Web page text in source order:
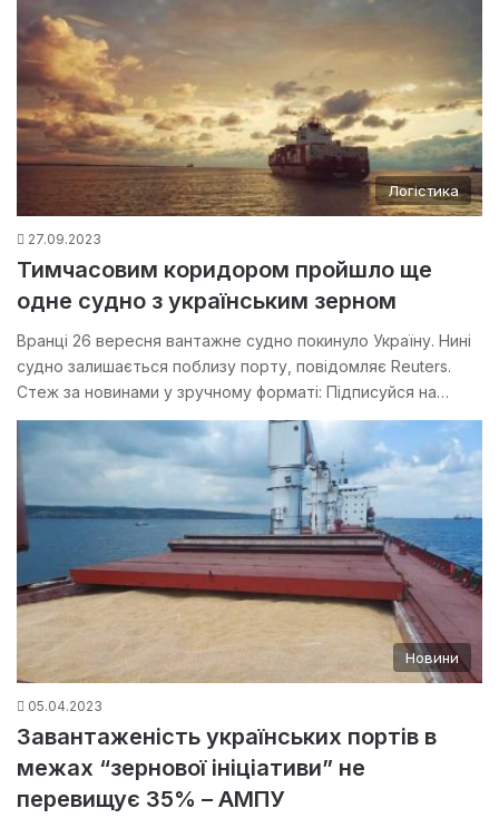
Логістика
27.09.2023
Тимчасовим коридором пройшло ще
одне судно з українським зерном
Вранці 26 вересня вантажне судно покинуло Україну. Нині
судно залишається поблизу порту, повідомляє Reuters.
Стеж за новинами у зручному форматі: Підписуйся на…
Новини
05.04.2023
Завантаженість українських портів в
межах “зернової ініціативи” не
перевищує 35% – АМПУ